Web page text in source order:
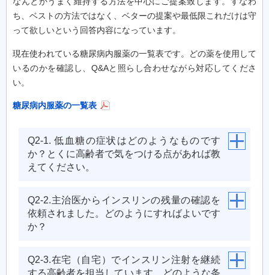
ち、ベストの方法ではなく、ベターの提案や最低限これだけは守
って欲しいという回答内容になっています。
現在使われている糖尿病内服薬の一覧表です。どの薬を使用して
いるのかを確認し、Q&Aと照らし合わせながら対応してくださ
い。
糖尿病内服薬の一覧表
Q2-1. 低血糖の症状はどのようなものです
か？とくに高齢者で気をつける点があれば教
えてください。
Q2-2.主治医からインスリンの残量の確認を
依頼されました。どのようにすればよいです
か？
Q2-3.在宅（自宅）でインスリン注射を継続
する高齢者を担当しています。どのような条